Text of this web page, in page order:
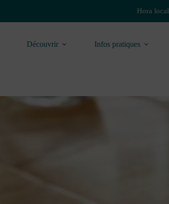
Hora local
Découvrir Infos pratiques